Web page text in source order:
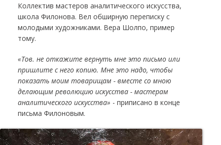
Коллектив мастеров аналитического искусства,
школа Филонова. Вел обширную переписку с
молодыми художниками. Вера Шолпо, пример
тому.
«Тов. не откажите вернуть мне это письмо или
пришлите с него копию. Мне это надо, чтобы
показать моим товарищам - вместе со мною
делающим революцию искусства - мастерам
аналитического искусства» - приписано в конце
письма Филоновым.